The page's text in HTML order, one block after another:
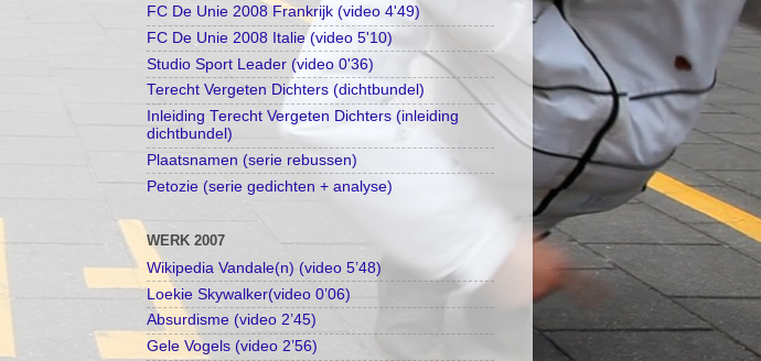
FC De Unie 2008 Frankrijk (video 4'49)
FC De Unie 2008 Italie (video 5'10)
Studio Sport Leader (video 0'36)
Terecht Vergeten Dichters (dichtbundel)
Inleiding Terecht Vergeten Dichters (inleiding
dichtbundel)
Plaatsnamen (serie rebussen)
Petozie (serie gedichten + analyse)
WERK 2007
Wikipedia Vandale(n) (video 5’48)
Loekie Skywalker(video 0’06)
Absurdisme (video 2’45)
Gele Vogels (video 2’56)